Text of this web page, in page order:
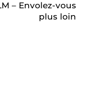
– Envolez-vous
plus loin